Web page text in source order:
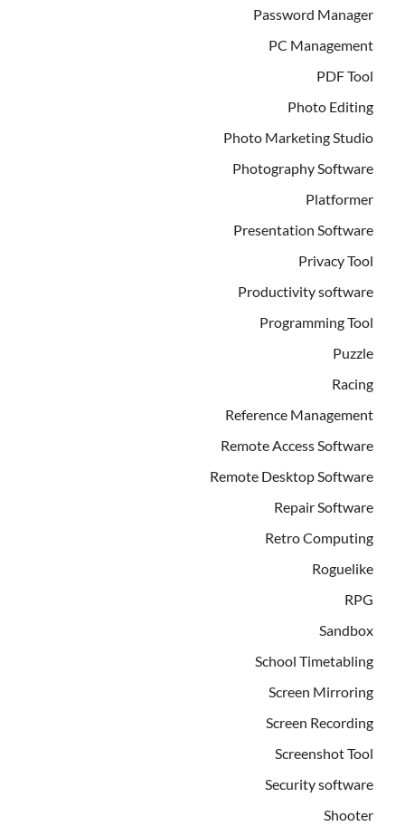
Password Manager
PC Management
PDF Tool
Photo Editing
Photo Marketing Studio
Photography Software
Platformer
Presentation Software
Privacy Tool
Productivity software
Programming Tool
Puzzle
Racing
Reference Management
Remote Access Software
Remote Desktop Software
Repair Software
Retro Computing
Roguelike
RPG
Sandbox
School Timetabling
Screen Mirroring
Screen Recording
Screenshot Tool
Security software
Shooter